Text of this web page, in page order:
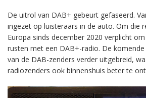
De uitrol van DAB+ gebeurt gefaseerd.
ingezet op luisteraars in de auto. Om die
Europa sinds december 2020 verplicht
rusten met een DAB+-radio. De
van de DAB-zenders verder uitgebreid,
radiozenders ook binnenshuis beter te